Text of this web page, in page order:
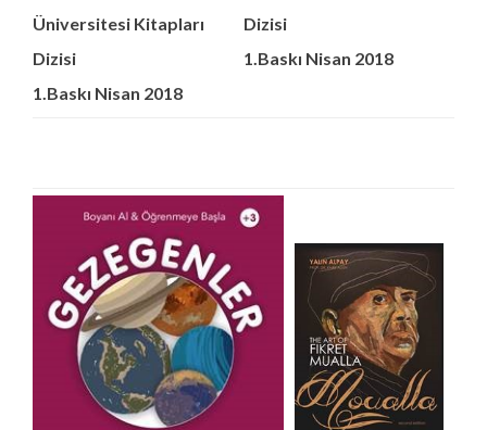
Üniversitesi Kitapları
Dizisi
1.Baskı Nisan 2018
Dizisi
1.Baskı Nisan 2018